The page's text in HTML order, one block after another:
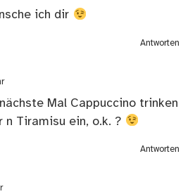
ich dir
Antworten
Mal Cappuccino trinken
n Tiramisu ein, o.k. ?
Antworten